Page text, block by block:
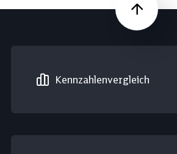
Nach oben
Kennzahlen­vergleich